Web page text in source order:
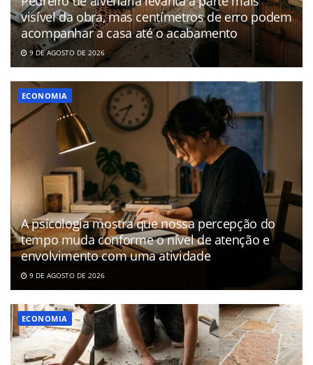
visível da obra, mas centímetros de erro podem
acompanhar a casa até o acabamento
9 DE AGOSTO DE 2026
ECONOMIA
A psicologia mostra que nossa percepção do
tempo muda conforme o nível de atenção e
envolvimento com uma atividade
9 DE AGOSTO DE 2026
ECONOMIA